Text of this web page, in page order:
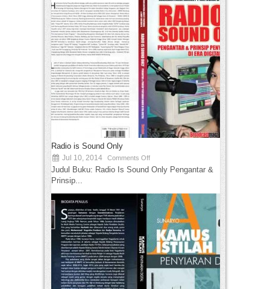
Radio is Sound Only
Jul 10, 2014 Comments Off
Judul Buku: Radio Is Sound Only Pengantar &
Prinsip...